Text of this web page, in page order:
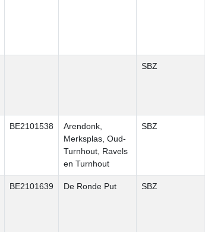
SBZ
BE2101538
Arendonk,
Merksplas, Oud-
Turnhout, Ravels
en Turnhout
SBZ
BE2101639 De Ronde Put SBZ